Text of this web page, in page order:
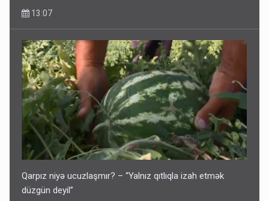
13:07
Qarpız niyə ucuzlaşmır? – “Yalnız qıtlıqla izah etmək
düzgün deyil”